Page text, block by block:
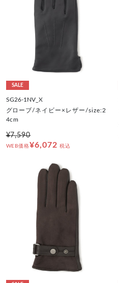
SALE
SG26-1NV_X
グローブ/ネイビー×レザー/size:2
4cm
¥7,590
WEB価格¥6,072 税込